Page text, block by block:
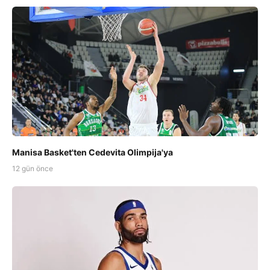
Manisa Basket'ten Cedevita Olimpija'ya
12 gün önce